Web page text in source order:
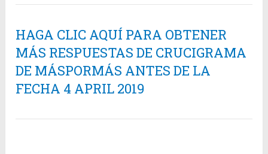
HAGA CLIC AQUÍ PARA OBTENER
MÁS RESPUESTAS DE CRUCIGRAMA
DE MÁSPORMÁS ANTES DE LA
FECHA 4 APRIL 2019